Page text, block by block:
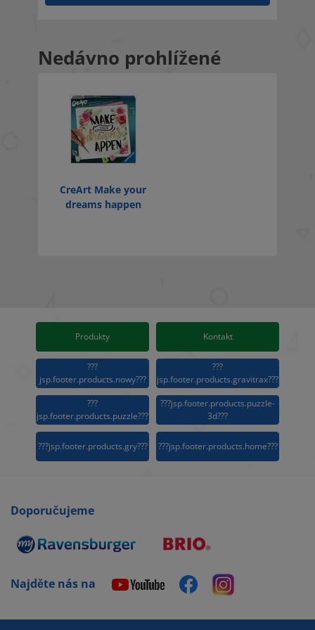
Nedávno prohlížené
CreArt Make your
dreams happen
Produkty Kontakt
???
jsp.footer.products.nowy???
???
jsp.footer.products.gravitrax???
???
jsp.footer.products.puzzle???
???jsp.footer.products.puzzle-
3d???
???jsp.footer.products.gry??? ???jsp.footer.products.home???
Doporučujeme
Najděte nás na